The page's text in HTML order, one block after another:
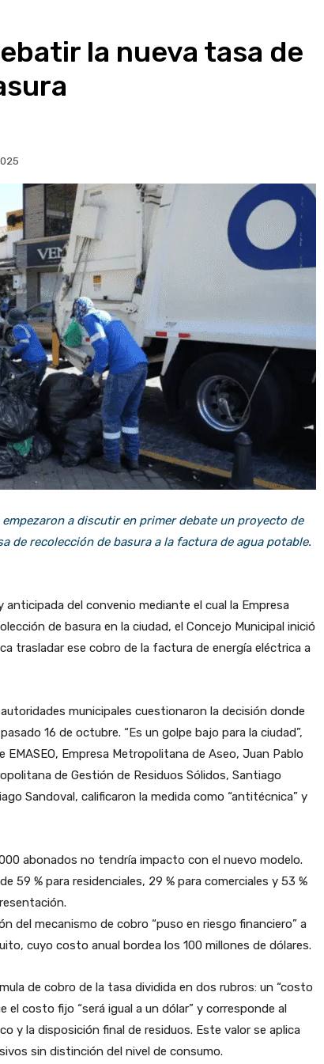
la nueva tasa de
a discutir en primer debate un proyecto de
de recolección de basura a la factura de agua potable.
del convenio mediante el cual la Empresa
de basura en la ciudad, el Concejo Municipal inició
trasladar ese cobro de la factura de energía eléctrica a
municipales cuestionaron la decisión donde
16 de octubre. “Es un golpe bajo para la ciudad”,
EMASEO, Empresa Metropolitana de Aseo, Juan Pablo
de Gestión de Residuos Sólidos, Santiago
Sandoval, calificaron la medida como “antitécnica” y
abonados no tendría impacto con el nuevo modelo.
59 % para residenciales, 29 % para comerciales y 53 %
del mecanismo de cobro “puso en riesgo financiero” a
cuyo costo anual bordea los 100 millones de dólares.
de cobro de la tasa dividida en dos rubros: un “costo
el costo fijo “será igual a un dólar” y corresponde al
y la disposición final de residuos. Este valor se aplica
sin distinción del nivel de consumo.